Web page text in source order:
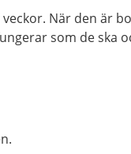
När den är
som de ska